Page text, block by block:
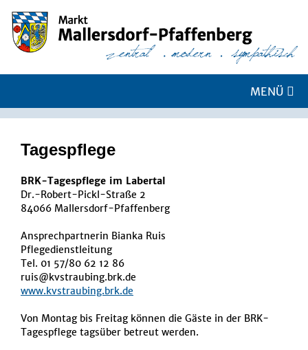
MENÜ
Ta­ges­pfle­ge
BRK-Tagespflege im Labertal
Dr.-Robert-Pickl-Straße 2
84066 Mallersdorf-Pfaffenberg
Ansprechpartnerin Bianka Ruis
Pflegedienstleitung
Tel. 01 57/80 62 12 86
ruis@kvstraubing.brk.de
www.kvstraubing.brk.de
Von Montag bis Freitag können die Gäste in der BRK-
Tagespflege tagsüber betreut werden.